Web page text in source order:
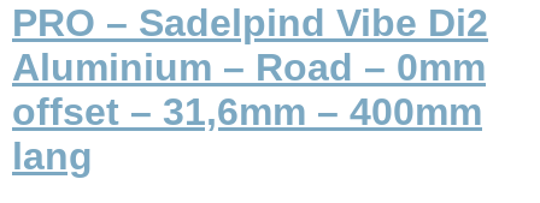
PRO – Sadelpind Vibe Di2
Aluminium – Road – 0mm
offset – 31,6mm – 400mm
lang